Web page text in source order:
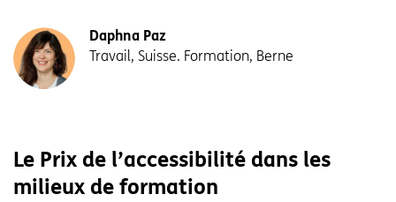
Daphna Paz
Travail, Suisse. Formation, Berne
Le Prix de l’accessibilité dans les
milieux de formation